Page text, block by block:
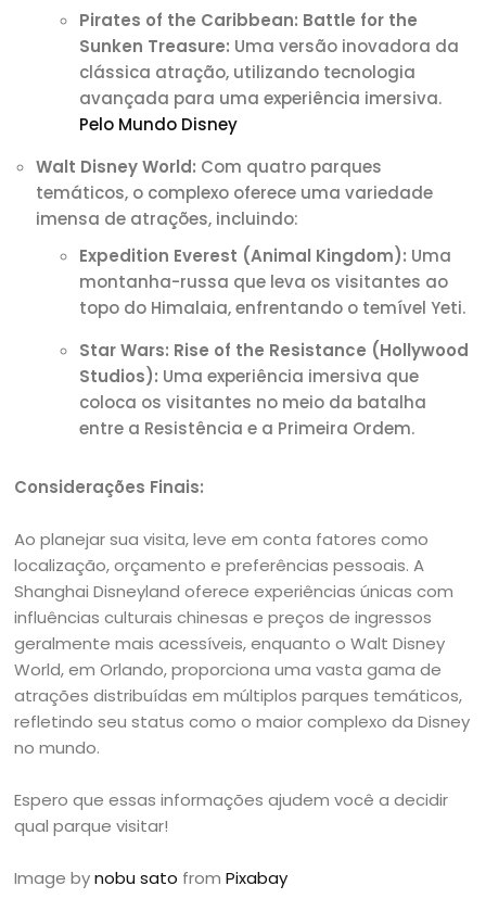
Pirates of the Caribbean: Battle for the
Sunken Treasure: Uma versão inovadora da
clássica atração, utilizando tecnologia
avançada para uma experiência imersiva.
Pelo Mundo Disney
Walt Disney World: Com quatro parques
temáticos, o complexo oferece uma variedade
imensa de atrações, incluindo:
Expedition Everest (Animal Kingdom): Uma
montanha-russa que leva os visitantes ao
topo do Himalaia, enfrentando o temível Yeti.
Star Wars: Rise of the Resistance (Hollywood
Studios): Uma experiência imersiva que
coloca os visitantes no meio da batalha
entre a Resistência e a Primeira Ordem.
Considerações Finais:
Ao planejar sua visita, leve em conta fatores como
localização, orçamento e preferências pessoais. A
Shanghai Disneyland oferece experiências únicas com
influências culturais chinesas e preços de ingressos
geralmente mais acessíveis, enquanto o Walt Disney
World, em Orlando, proporciona uma vasta gama de
atrações distribuídas em múltiplos parques temáticos,
refletindo seu status como o maior complexo da Disney
no mundo.
Espero que essas informações ajudem você a decidir
qual parque visitar!
Image bynobu sato fromPixabay